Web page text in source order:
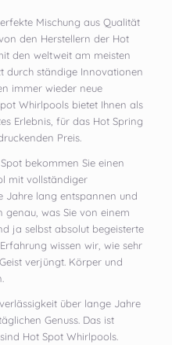
Mischung aus Qualität
den Herstellern der Hot
den weltweit am meisten
durch ständige Innovationen
immer wieder neue
Whirlpools bietet Ihnen als
Erlebnis, für das Hot Spring
Preis.
bekommen Sie einen
mit vollständiger
Jahre lang entspannen und
genau, was Sie von einem
ja selbst absolut begeisterte
wissen wir, wie sehr
verjüngt. Körper und
über lange Jahre
Genuss. Das ist
Hot Spot Whirlpools.